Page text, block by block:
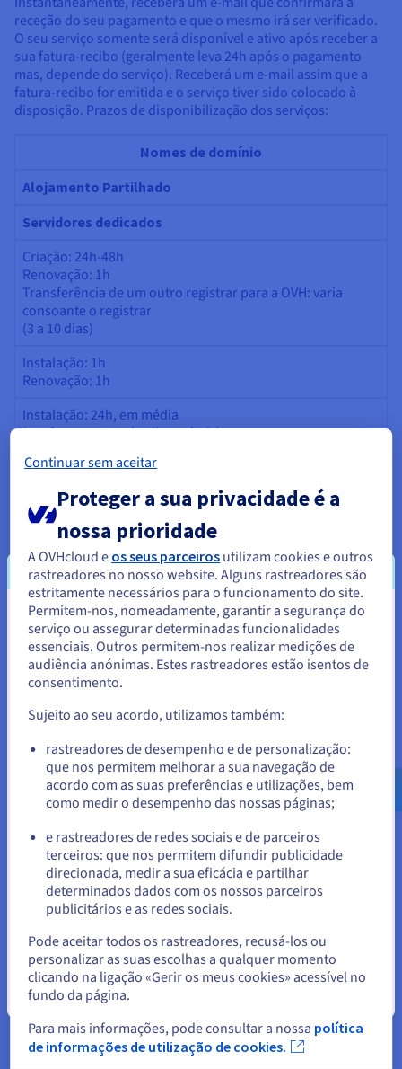
Preços
Disponibilidade por regiões
Documentação
Roadmap & Changelog
Observabilidade
Roadmap & Changelog
Roadmap & Changelog
Roadmap & Changelog
Roadmap & Changelog
receção do seu pagamento e que o mesmo irá ser verificado.
O seu serviço somente será disponível e ativo após receber a
sua fatura-recibo (geralmente leva 24h após o pagamento
mas, depende do serviço). Receberá um e-mail assim que a
fatura-recibo for emitida e o serviço tiver sido colocado à
disposição. Prazos de disponibilização dos serviços:
Nomes de domínio
Alojamento Partilhado
Servidores dedicados
Criação: 24h-48h
Renovação: 1h
Transferência de um outro registrar para a OVH: varia
consoante o registrar
(3 a 10 dias)
Instalação: 1h
Renovação: 1h
Instalação: 24h, em média
(conforme os stocks disponíveis)
Faturação
Todas as encomendas pagas e em curso (pagamento aceite) e
as faturas-recibo estão disponíveis para consulta no seu
Espaço clienteao aceder à secçãoRubrica Faturação. Pode
imprimi-las ou consultá-las diretamente sem pedir ajuda ao
nosso suporte Cliente: um ganho de tempo!
Monthly payment
Certos produtos ou serviços podem ser faturados de forma
mensal na OVH. Esta faturação pode corresponder a toda ou
parte da oferta associada, por exemplo, a renovação pode
limitar-se apenas às opções subscritas em suplemento ou aos
consumos fora do "pacote/tarifário".
Renovação
Para renovar é necessárioabsolutamenteque crie uma nota
de encomenda de renovação, para isto tem duas
possibilidades :
Diretamente napágina de renovação , acessível pela
página inicial do site OVH. Muito mais simples e mais
rápido, não é preciso nic-handle nem password.
Parece que está localizado em
Estados Unidos.
Para encomendar a partir de Estados Unidos, terá de consultar e
Aceder ao website do Estados Unidos
us.ovhcloud.com/
Inglês USD - $
ou
Ficar no website atual
Selecionar outro website
Continuar sem aceitar
Proteger a sua privacidade é a
nossa prioridade
A OVHcloud e os seus parceiros utilizam cookies e outros
rastreadores no nosso website. Alguns rastreadores são
estritamente necessários para o funcionamento do site.
Permitem-nos, nomeadamente, garantir a segurança do
serviço ou assegurar determinadas funcionalidades
essenciais. Outros permitem-nos realizar medições de
audiência anónimas. Estes rastreadores estão isentos de
consentimento.
Sujeito ao seu acordo, utilizamos também:
rastreadores de desempenho e de personalização:
que nos permitem melhorar a sua navegação de
acordo com as suas preferências e utilizações, bem
como medir o desempenho das nossas páginas;
e rastreadores de redes sociais e de parceiros
terceiros: que nos permitem difundir publicidade
direcionada, medir a sua eficácia e partilhar
determinados dados com os nossos parceiros
publicitários e as redes sociais.
Pode aceitar todos os rastreadores, recusá-los ou
personalizar as suas escolhas a qualquer momento
clicando na ligação «Gerir os meus cookies» acessível no
fundo da página.
Para mais informações, pode consultar a nossa política
de informações de utilização de cookies.